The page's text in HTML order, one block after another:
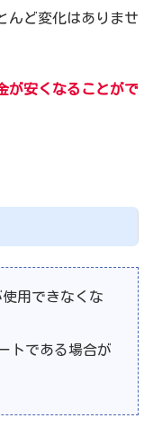
んど変化はありませ
が安くなることがで
用できなくな
トである場合が